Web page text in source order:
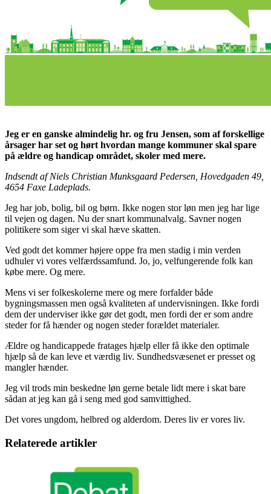
Jeg er en ganske almindelig hr. og fru Jensen, som af forskellige
årsager har set og hørt hvordan mange kommuner skal spare
på ældre og handicap området, skoler med mere.
Indsendt af Niels Christian Munksgaard Pedersen, Hovedgaden 49,
4654 Faxe Ladeplads.
Jeg har job, bolig, bil og børn. Ikke nogen stor løn men jeg har lige
til vejen og dagen. Nu der snart kommunalvalg. Savner nogen
politikere som siger vi skal hæve skatten.
Ved godt det kommer højere oppe fra men stadig i min verden
udhuler vi vores velfærdssamfund. Jo, jo, velfungerende folk kan
købe mere. Og mere.
Mens vi ser folkeskolerne mere og mere forfalder både
bygningsmassen men også kvaliteten af undervisningen. Ikke fordi
dem der underviser ikke gør det godt, men fordi der er som andre
steder for få hænder og nogen steder forældet materialer.
Ældre og handicappede fratages hjælp eller få ikke den optimale
hjælp så de kan leve et værdig liv. Sundhedsvæsenet er presset og
mangler hænder.
Jeg vil trods min beskedne løn gerne betale lidt mere i skat bare
sådan at jeg kan gå i seng med god samvittighed.
Det vores ungdom, helbred og alderdom. Deres liv er vores liv.
Relaterede artikler